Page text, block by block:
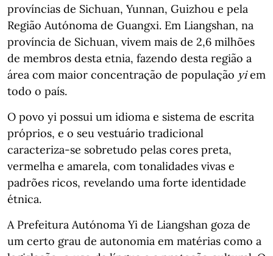
províncias de Sichuan, Yunnan, Guizhou e pela
Região Autónoma de Guangxi. Em Liangshan, na
província de Sichuan, vivem mais de 2,6 milhões
de membros desta etnia, fazendo desta região a
área com maior concentração de população yiem
todo o país.
O povo yi possui um idioma e sistema de escrita
próprios, e o seu vestuário tradicional
caracteriza-se sobretudo pelas cores preta,
vermelha e amarela, com tonalidades vivas e
padrões ricos, revelando uma forte identidade
étnica.
A Prefeitura Autónoma Yi de Liangshan goza de
um certo grau de autonomia em matérias como a